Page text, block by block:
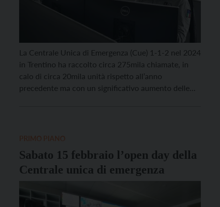
La Centrale Unica di Emergenza (Cue) 1-1-2 nel 2024
in Trentino ha raccolto circa 275mila chiamate, in
calo di circa 20mila unità rispetto all’anno
precedente ma con un significativo aumento delle
Sabato 15 febbraio l’open day della
Centrale unica di emergenza